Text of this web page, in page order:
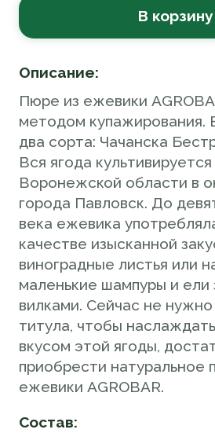
В корзину
Описание:
Пюре из ежевики
методом купажирования.
два сорта: Чачанска
Вся ягода
Воронежской области в
города Павловск. До
века ежевика
качестве изысканной
виноградные листья или
маленькие шампуры и ели
вилками. Сейчас не
титула, чтобы
вкусом этой ягоды,
приобрести натуральное
ежевики AGROBAR.
Состав: